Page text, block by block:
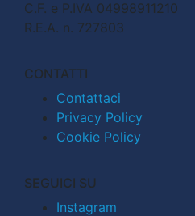
C.F. e P.IVA 04998911210
R.E.A. n. 727803
CONTATTI
Contattaci
Privacy Policy
Cookie Policy
SEGUICI SU
Instagram